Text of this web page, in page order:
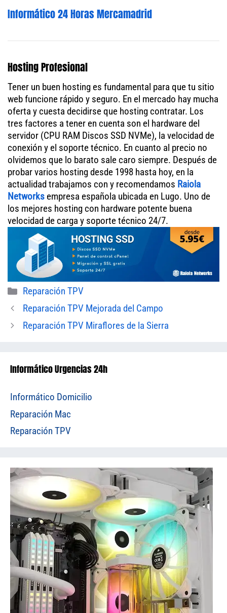
Informático 24 Horas Mercamadrid
Hosting Profesional
Tener un buen hosting es fundamental para que tu sitio
web funcione rápido y seguro. En el mercado hay mucha
oferta y cuesta decidirse que hosting contratar. Los
tres factores a tener en cuenta son el hardware del
servidor (CPU RAM Discos SSD NVMe), la velocidad de
conexión y el soporte técnico. En cuanto al precio no
olvidemos que lo barato sale caro siempre. Después de
probar varios hosting desde 1998 hasta hoy, en la
actualidad trabajamos con y recomendamos Raiola
Networks empresa española ubicada en Lugo. Uno de
los mejores hosting con hardware potente buena
velocidad de carga y soporte técnico 24/7.
Categorías
Reparación TPV
Reparación TPV Mejorada del Campo
Reparación TPV Miraflores de la Sierra
Informático Urgencias 24h
Informático Domicilio
Reparación Mac
Reparación TPV